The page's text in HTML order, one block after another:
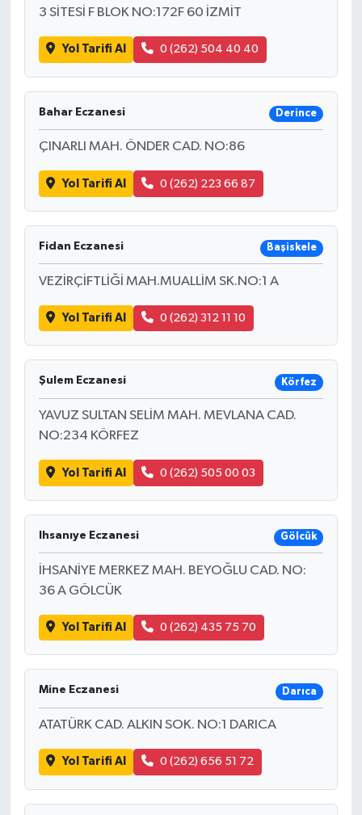
3 SİTESİ F BLOK NO:172F 60 İZMİT
Yol Tarifi Al 0 (262) 504 40 40
Bahar Eczanesi Derince
ÇINARLI MAH. ÖNDER CAD. NO:86
Yol Tarifi Al 0 (262) 223 66 87
Fidan Eczanesi Başiskele
VEZİRÇİFTLİĞİ MAH.MUALLİM SK.NO:1 A
Yol Tarifi Al 0 (262) 312 11 10
Şulem Eczanesi Körfez
YAVUZ SULTAN SELİM MAH. MEVLANA CAD.
NO:234 KÖRFEZ
Yol Tarifi Al 0 (262) 505 00 03
Ihsanıye Eczanesi Gölcük
İHSANİYE MERKEZ MAH. BEYOĞLU CAD. NO:
36 A GÖLCÜK
Yol Tarifi Al 0 (262) 435 75 70
Mine Eczanesi Darıca
ATATÜRK CAD. ALKIN SOK. NO:1 DARICA
Yol Tarifi Al 0 (262) 656 51 72